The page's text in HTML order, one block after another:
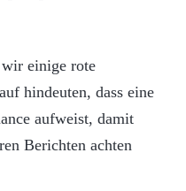
einige rote
hindeuten, dass eine
aufweist, damit
Berichten achten